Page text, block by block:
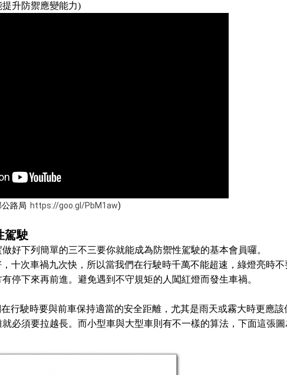
升防禦應變能力)
路局 https://goo.gl/PbM1aw)
駕駛
好下列簡單的三不三要你就能成為防禦性駕駛的基本會員囉。
十次車禍九次快，所以當我們在行駛時千萬不能超速，綠燈亮時不
停下來再前進。避免遇到不守規矩的人闖紅燈而發生車禍。
行駛時要與前車保持適當的安全距離，尤其是雨天或霧大時更應該
必須要拉越長。而小型車與大型車則有不一樣的算法，下面這張